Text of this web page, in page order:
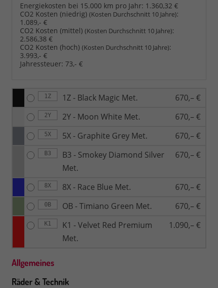
Energiekosten bei 15.000 km pro Jahr: 1.360,32 €
CO2 Kosten (niedrig) (Kosten Durchschnitt 10 Jahre):
1.089,- €
CO2 Kosten (mittel) (Kosten Durchschnitt 10 Jahre):
2.586,38 €
CO2 Kosten (hoch) (Kosten Durchschnitt 10 Jahre):
3.993,- €
Jahressteuer: 73,- €
1Z 1Z - Black Magic Met. 670,– €
2Y 2Y - Moon White Met. 670,– €
5X 5X - Graphite Grey Met. 670,– €
B3
B3 - Smokey Diamond Silver
Met.
670,– €
8X 8X - Race Blue Met. 670,– €
0B OB - Timiano Green Met. 670,– €
K1
K1 - Velvet Red Premium
Met.
1.090,– €
Allgemeines
Räder & Technik